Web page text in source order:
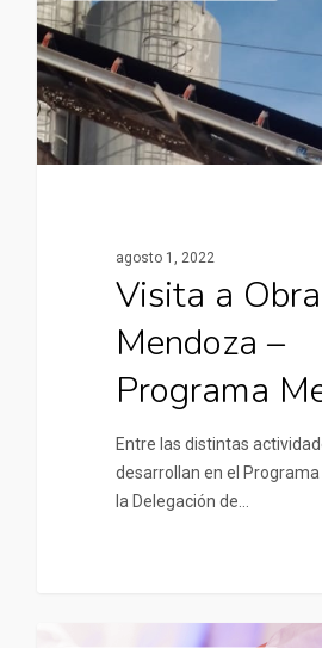
agosto 1, 2022
Visita a
Mendoza –
Programa
Entre las distintas
desarrollan en el
la Delegación de…